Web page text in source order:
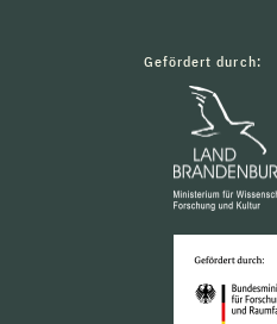
Gefördert durch: